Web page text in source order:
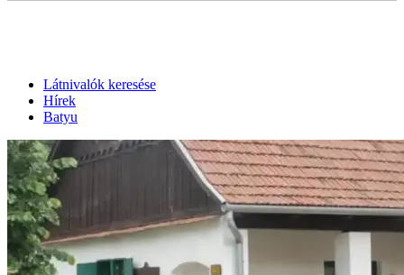
Látnivalók keresése
Hírek
Batyu